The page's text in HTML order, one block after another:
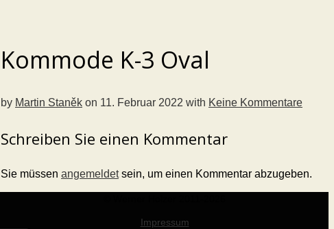
Kommode K-3 Oval
by Martin Staněk on 11. Februar 2022 with Keine Kommentare
Schreiben Sie einen Kommentar
Sie müssen angemeldetsein, um einen Kommentar abzugeben.
Impressum